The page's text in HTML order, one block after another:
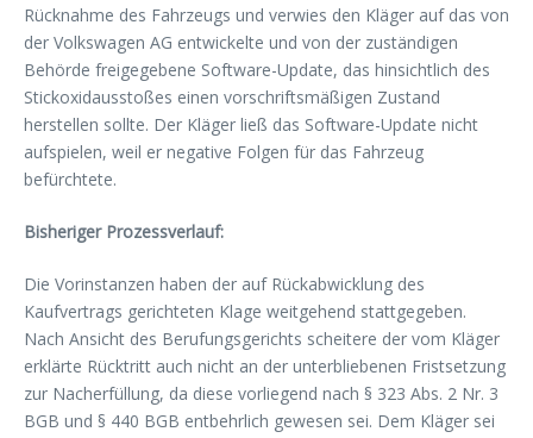
Rücknahme des Fahrzeugs und verwies den Kläger auf das von
der Volkswagen AG entwickelte und von der zuständigen
Behörde freigegebene Software-Update, das hinsichtlich des
Stickoxidausstoßes einen vorschriftsmäßigen Zustand
herstellen sollte. Der Kläger ließ das Software-Update nicht
aufspielen, weil er negative Folgen für das Fahrzeug
befürchtete.
Bisheriger Prozessverlauf:
Die Vorinstanzen haben der auf Rückabwicklung des
Kaufvertrags gerichteten Klage weitgehend stattgegeben.
Nach Ansicht des Berufungsgerichts scheitere der vom Kläger
erklärte Rücktritt auch nicht an der unterbliebenen Fristsetzung
zur Nacherfüllung, da diese vorliegend nach § 323 Abs. 2 Nr. 3
BGB und § 440 BGB entbehrlich gewesen sei. Dem Kläger sei